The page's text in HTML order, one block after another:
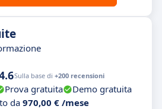
Sulla base di +200 recensioni
Prova gratuita
Demo gratuita
da 970,00 € /mese